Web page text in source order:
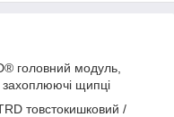
головний модуль,
щипці
товстокишковий /